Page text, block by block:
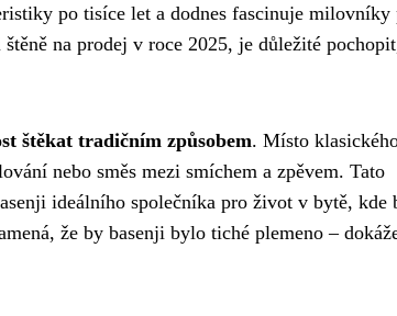
po tisíce let a dodnes fascinuje milovníky
na prodej v roce 2025, je důležité
štěkat tradičním způsobem. Místo
nebo směs mezi smíchem a zpěvem. Tato
ideálního společníka pro život v bytě, kde
že by basenji bylo tiché plemeno –